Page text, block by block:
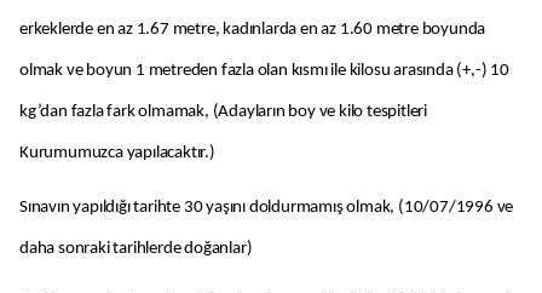
erkeklerde en az 1.67 metre, kadınlarda en az 1.60 metre boyunda
olmak ve boyun 1 metreden fazla olan kısmı ile kilosu arasında (+,-) 10
kg’dan fazla fark olmamak, (Adayların boy ve kilo tespitleri
Kurumumuzca yapılacaktır.)
Sınavın yapıldığı tarihte 30 yaşını doldurmamış olmak, (10/07/1996 ve
daha sonraki tarihlerde doğanlar)